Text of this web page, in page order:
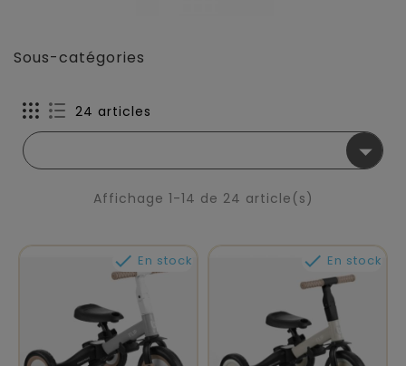
Sous-catégories
24 articles

Affichage 1-14 de 24 article(s)
 En stock  En stock